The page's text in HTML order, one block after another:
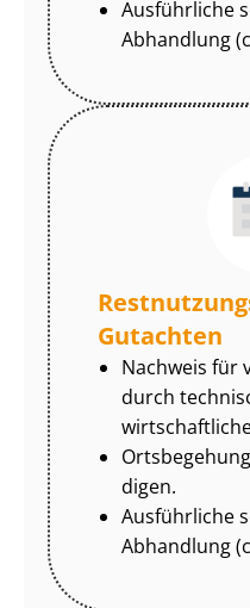
Ausführliche
Abhandlung
Gutachten
Nachweis für
durch
di­gen.
Ausführliche
Abhandlung